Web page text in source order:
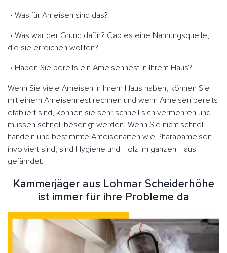
Was für Ameisen sind das?
Was war der Grund dafür? Gab es eine Nahrungsquelle,
die sie erreichen wollten?
Haben Sie bereits ein Ameisennest in Ihrem Haus?
Wenn Sie viele Ameisen in Ihrem Haus haben, können Sie
mit einem Ameisennest rechnen und wenn Ameisen bereits
etabliert sind, können sie sehr schnell sich vermehren und
müssen schnell beseitigt werden. Wenn Sie nicht schnell
handeln und bestimmte Ameisenarten wie Pharaoameisen
involviert sind, sind Hygiene und Holz im ganzen Haus
gefährdet.
Kammerjäger aus Lohmar Scheiderhöhe
ist immer für ihre Probleme da